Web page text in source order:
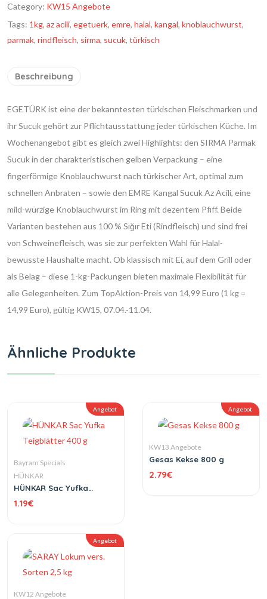
Category: KW15 Angebote
Tags: 1kg, az acili, egetuerk, emre, halal, kangal, knoblauchwurst,
parmak, rindfleisch, sirma, sucuk, türkisch
Beschreibung
EGETÜRK ist eine der bekanntesten türkischen Fleischmarken und
ihr Sucuk gehört zur Pflichtausstattung jeder türkischen Küche. Im
Wochenangebot gibt es gleich zwei Highlights: den SIRMA Parmak
Sucuk in der charakteristischen gelben Verpackung – eine
fingerförmige Knoblauchwurst nach türkischer Art, optimal zum
schnellen Anbraten – sowie den EMRE Kangal Sucuk Az Acili, eine
mild-würzige Knoblauchwurst im Ring mit dezentem Pfiff. Beide
Varianten bestehen aus 100 % Sığır Eti (Rindfleisch) und sind frei
von Schweinefleisch, was sie zur perfekten Wahl für Halal-
bewusste Haushalte macht. Ob klassisch mit Ei, auf dem Grill oder
als Belag – diese 1-kg-Packungen bieten maximale Flexibilität für
alle Gelegenheiten. Zum TopAktion-Preis von 14,99 Euro (1 kg =
14,99 Euro), gültig KW15, 07.04.-11.04.
Ähnliche Produkte
Angebot
Bayram Specials
HÜNKAR
HÜNKAR Sac Yufka
1.19€
Angebot
KW13 Angebote
Gesas Kekse 800 g
2.79€
Angebot
KW12 Angebote